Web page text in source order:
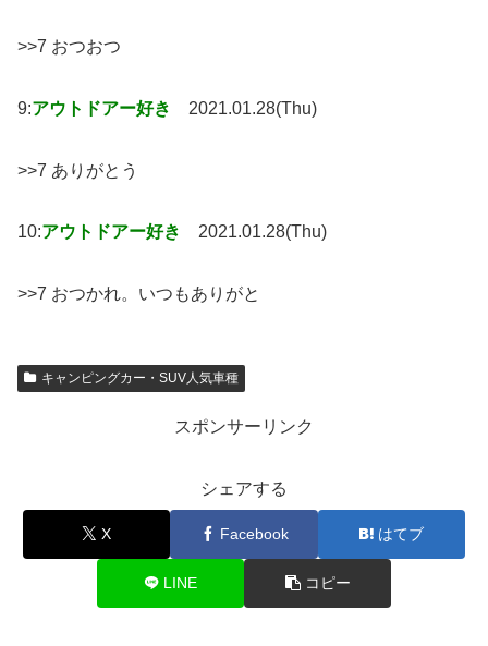
>>7 おつおつ
9:アウトドアー好き 2021.01.28(Thu)
>>7 ありがとう
10:アウトドアー好き 2021.01.28(Thu)
>>7 おつかれ。いつもありがと
キャンピングカー・SUV人気車種
スポンサーリンク
シェアする
X Facebook はてブ
LINE コピー